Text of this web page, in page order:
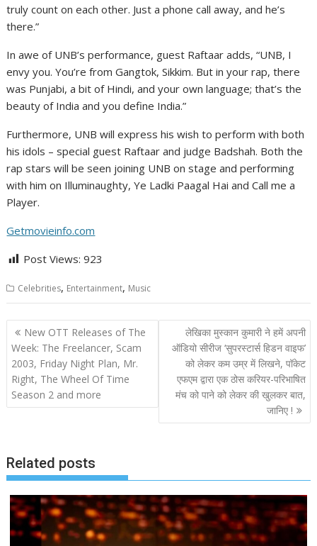
truly count on each other. Just a phone call away, and he’s
there.”
In awe of UNB’s performance, guest Raftaar adds, “UNB, I
envy you. You’re from Gangtok, Sikkim. But in your rap, there
was Punjabi, a bit of Hindi, and your own language; that’s the
beauty of India and you define India.”
Furthermore, UNB will express his wish to perform with both
his idols – special guest Raftaar and judge Badshah. Both the
rap stars will be seen joining UNB on stage and performing
with him on Illuminaughty, Ye Ladki Paagal Hai and Call me a
Player.
Getmovieinfo.com
Post Views: 923
Celebrities, Entertainment, Music
Post
navigation
New OTT Releases of The
Week: The Freelancer, Scam
2003, Friday Night Plan, Mr.
Right, The Wheel Of Time
Season 2 and more
लेखिका मुस्कान कुमारी ने हमें अपनी
ऑडियो सीरीज ‘सुपरस्टार्स हिडन वाइफ’
को लेकर कम उम्र में लिखने, पॉकेट
एफएम द्वारा एक ठोस करियर-परिभाषित
मंच को पाने को लेकर की खुलकर बात,
जानिए !
Related posts